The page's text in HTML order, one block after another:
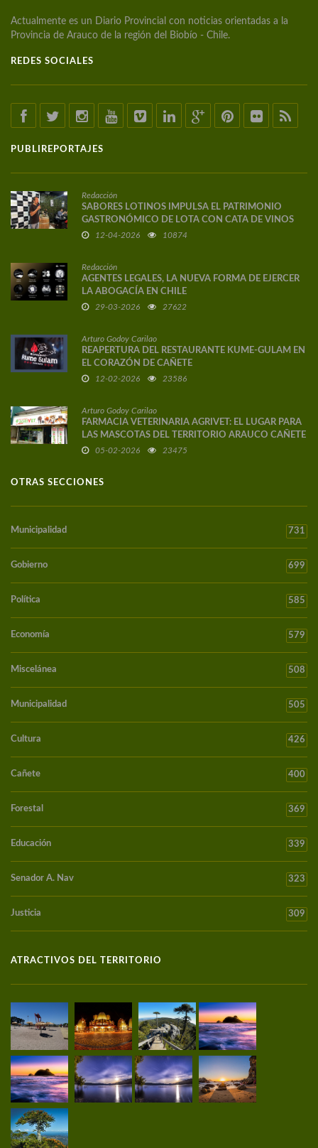
Actualmente es un Diario Provincial con noticias orientadas a la
Provincia de Arauco de la región del Biobío - Chile.
REDES SOCIALES
PUBLIREPORTAJES
Redacción
SABORES LOTINOS IMPULSA EL PATRIMONIO
GASTRONÓMICO DE LOTA CON CATA DE VINOS
DE AUTOR
12-04-2026 10874
Redacción
AGENTES LEGALES, LA NUEVA FORMA DE EJERCER
LA ABOGACÍA EN CHILE
29-03-2026 27622
Arturo Godoy Carilao
REAPERTURA DEL RESTAURANTE KUME-GULAM EN
EL CORAZÓN DE CAÑETE
12-02-2026 23586
Arturo Godoy Carilao
FARMACIA VETERINARIA AGRIVET: EL LUGAR PARA
LAS MASCOTAS DEL TERRITORIO ARAUCO CAÑETE
05-02-2026 23475
OTRAS SECCIONES
Municipalidad 731
Gobierno 699
Política 585
Economía 579
Miscelánea 508
Municipalidad 505
Cultura 426
Cañete 400
Forestal 369
Educación 339
Senador A. Nav 323
Justicia 309
ATRACTIVOS DEL TERRITORIO